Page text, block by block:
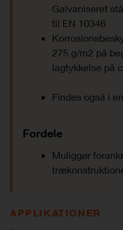
Galvaniseret
til EN 10346
275 g/m2 på
lagtykkelse på
Findes også i
Fordele
Muliggør
APPLIKATIONER